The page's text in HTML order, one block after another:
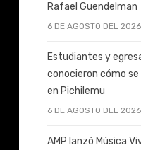
Rafael Guendelman
6 DE AGOSTO DEL 2026
Estudiantes y
conocieron cómo
en Pichilemu
6 DE AGOSTO DEL 2026
AMP lanzó Música